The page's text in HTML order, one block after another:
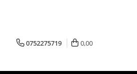
0752275719 0,00